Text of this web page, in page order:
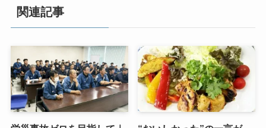
関連記事